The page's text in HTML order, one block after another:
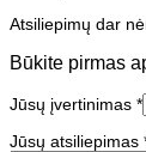
Atsiliepimų dar
Būkite pirmas
Jūsų įvertinimas *
Jūsų atsiliepimas